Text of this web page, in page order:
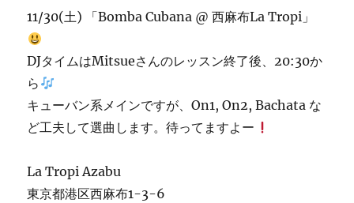
11/30(土) 「Bomba Cubana @ 西麻布La Tropi」
DJタイムはMitsueさんのレッスン終了後、20:30か
ら
キューバン系メインですが、On1, On2, Bachata な
ど工夫して選曲します。待ってますよー
La Tropi Azabu
東京都港区西麻布1-3-6